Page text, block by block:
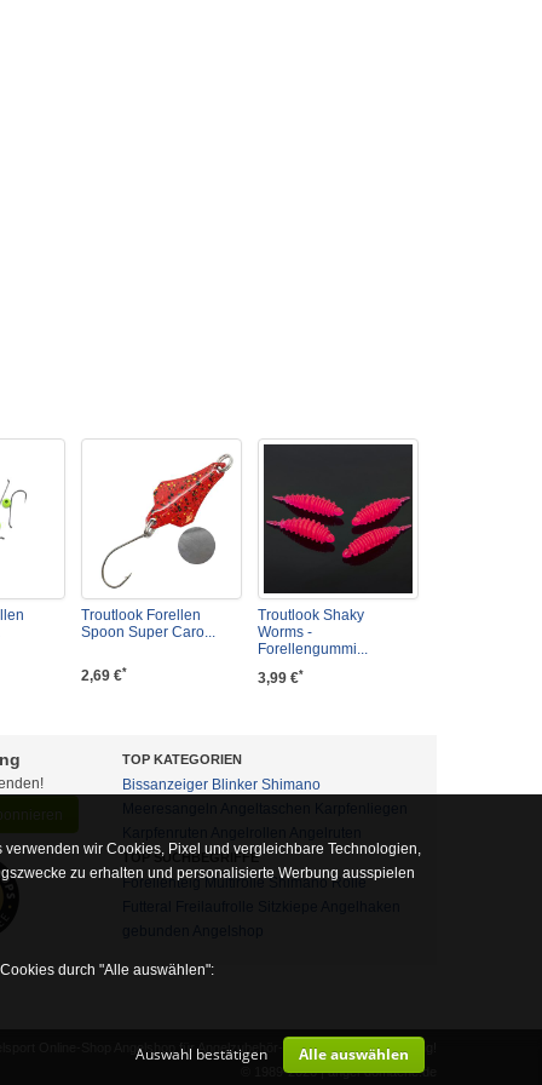
Troutlook Forellen
Spoon Super Caro...
2,69 €*
Troutlook Shaky
Worms -
Forellengummi...
3,99 €*
TOP KATEGORIEN
Bissanzeiger Blinker Shimano
TOP SUCHBEGRIFFE
Forellenteig Multirolle Shimano Rolle
Online-Shop Angelshop für Angelzubehör- und Outdoor-Ausrüstung!
© 1989-2026 | angel-domaene.de
wir Cookies, Pixel und vergleichbare Technologien,
zu erhalten und personalisierte Werbung ausspielen
durch "Alle auswählen":
auf diese nicht verzichtet werden kann
Auswahl bestätigen Alle auswählen